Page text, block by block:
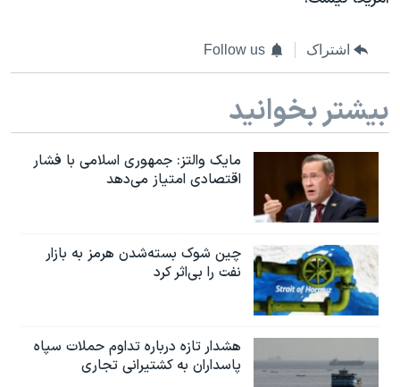
اشتراک Follow us
بیشتر بخوانید
مایک والتز: جمهوری اسلامی با فشار
اقتصادی امتیاز می‌دهد
چین شوک بسته‌شدن هرمز به بازار
نفت را بی‌اثر کرد
هشدار تازه درباره تداوم حملات سپاه
پاسداران به کشتیرانی تجاری